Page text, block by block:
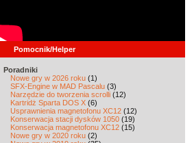
Pomocnik/Helper
Poradniki
Nowe gry w 2026 roku (1)
SFX-Engine w MAD Pascalu (3)
Narzędzie do tworzenia scrolli (12)
Kartridż Sparta DOS X (6)
Usprawnienia magnetofonu XC12 (12)
Konserwacja stacji dysków 1050 (19)
Konserwacja magnetofonu XC12 (15)
Nowe gry w 2020 roku (2)